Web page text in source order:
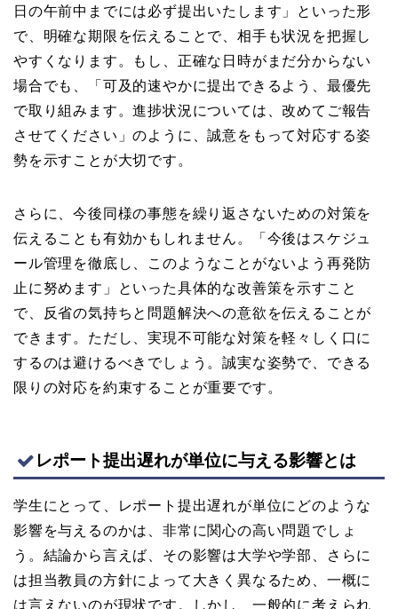
日の午前中までには必ず提出いたします」といった形
で、明確な期限を伝えることで、相手も状況を把握し
やすくなります。もし、正確な日時がまだ分からない
場合でも、「可及的速やかに提出できるよう、最優先
で取り組みます。進捗状況については、改めてご報告
させてください」のように、誠意をもって対応する姿
勢を示すことが大切です。
さらに、今後同様の事態を繰り返さないための対策を
伝えることも有効かもしれません。「今後はスケジュ
ール管理を徹底し、このようなことがないよう再発防
止に努めます」といった具体的な改善策を示すこと
で、反省の気持ちと問題解決への意欲を伝えることが
できます。ただし、実現不可能な対策を軽々しく口に
するのは避けるべきでしょう。誠実な姿勢で、できる
限りの対応を約束することが重要です。
レポート提出遅れが単位に与える影響とは
学生にとって、レポート提出遅れが単位にどのような
影響を与えるのかは、非常に関心の高い問題でしょ
う。結論から言えば、その影響は大学や学部、さらに
は担当教員の方針によって大きく異なるため、一概に
は言えないのが現状です。しかし、一般的に考えられ